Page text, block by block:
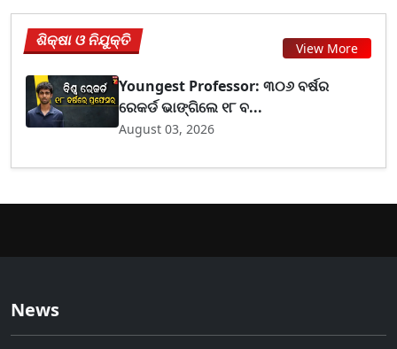
ଶିକ୍ଷା ଓ ନିଯୁକ୍ତି View More
Youngest Professor: ୩୦୬ ବର୍ଷର
ରେକର୍ଡ ଭାଙ୍ଗିଲେ ୧୮ ବ...
August 03, 2026
News